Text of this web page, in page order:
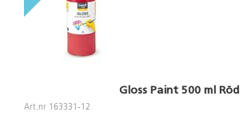
Gloss Paint 500 ml Röd
Art.nr 163331-12